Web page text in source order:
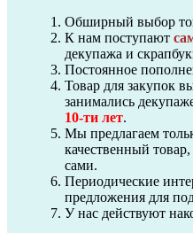
Обширный выбор
К нам поступают
декупажа и
Постоянное
Товар для закупок
занимались
10-ти лет.
Мы предлагаем
качественный
сами.
Периодические
предложения для
У нас действуют